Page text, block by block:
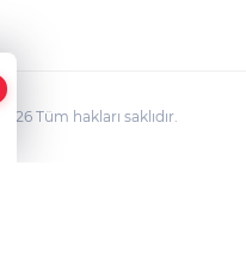
Tüm hakları saklıdır.